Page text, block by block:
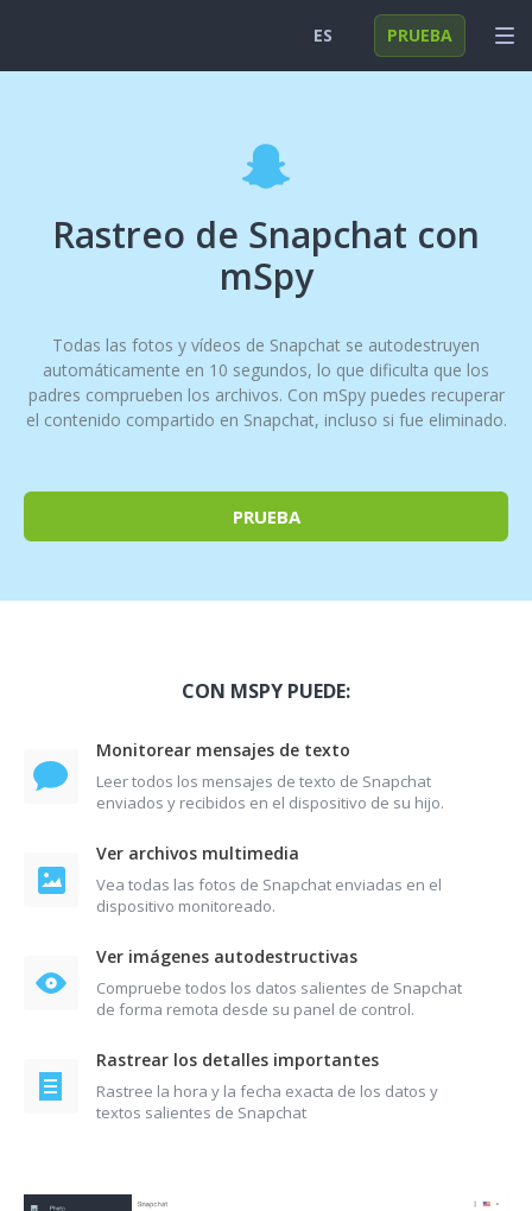
ES
Türkçe
Polski
Nederlands
PRUEBA
Rastreo de Snapchat con
mSpy
Todas las fotos y vídeos de Snapchat se autodestruyen
automáticamente en 10 segundos, lo que dificulta que los
padres comprueben los archivos. Con mSpy puedes recuperar
el contenido compartido en Snapchat, incluso si fue eliminado.
PRUEBA
CON MSPY PUEDE:
Monitorear mensajes de texto
Leer todos los mensajes de texto de Snapchat
enviados y recibidos en el dispositivo de su hijo.
Ver archivos multimedia
Vea todas las fotos de Snapchat enviadas en el
dispositivo monitoreado.
Ver imágenes autodestructivas
Compruebe todos los datos salientes de Snapchat
de forma remota desde su panel de control.
Rastrear los detalles importantes
Rastree la hora y la fecha exacta de los datos y
textos salientes de Snapchat